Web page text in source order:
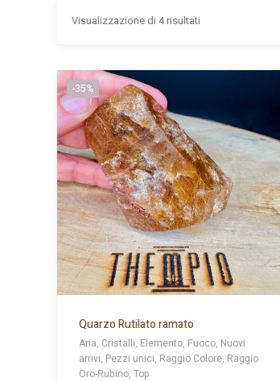
Visualizzazione di 4 risultati
-35%
Quarzo Rutilato ramato
Aria, Cristalli, Elemento, Fuoco, Nuovi
arrivi, Pezzi unici, Raggio Colore, Raggio
Oro-Rubino, Top